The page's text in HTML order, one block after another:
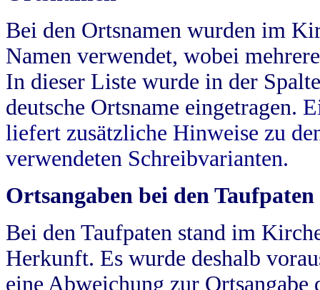
Bei den Ortsnamen wurden im
Namen verwendet, wobei
In dieser Liste wurde in der
deutsche Ortsname eingetragen.
liefert zusätzliche Hinweise zu
verwendeten Schreibvarianten.
Ortsangaben bei den Taufpaten
Bei den Taufpaten stand im
Herkunft. Es wurde deshalb
eine Abweichung zur